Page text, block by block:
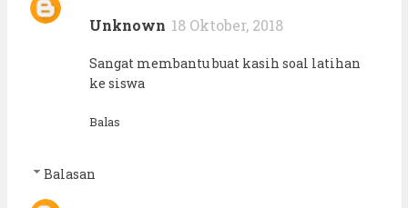
Unknown 18 Oktober, 2018
Sangat membantu buat kasih soal latihan
ke siswa
Balas
Balasan